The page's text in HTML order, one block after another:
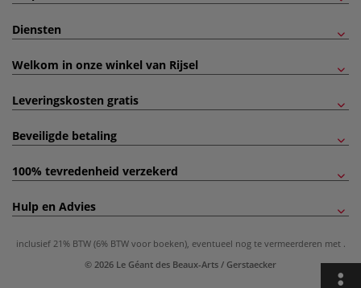
Diensten
Welkom in onze winkel van Rijsel
Leveringskosten gratis
Beveiligde betaling
100% tevredenheid verzekerd
Hulp en Advies
inclusief 21% BTW (6% BTW voor boeken), eventueel nog te vermeerderen met .
© 2026 Le Géant des Beaux-Arts / Gerstaecker